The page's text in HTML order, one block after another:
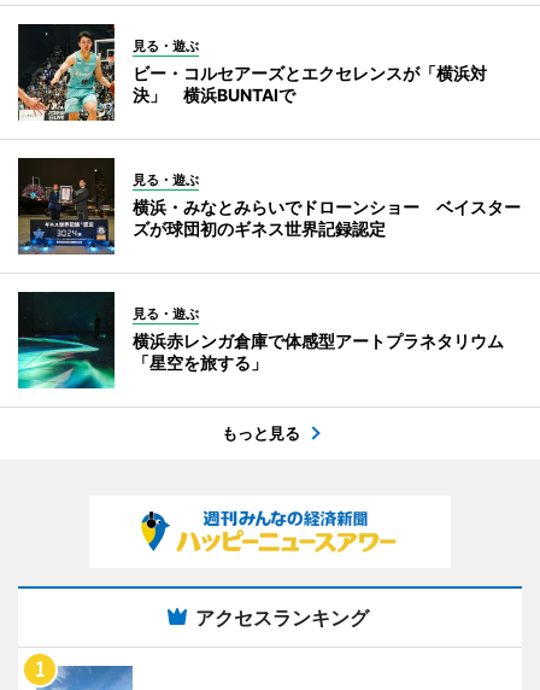
見る・遊ぶ
ビー・コルセアーズとエクセレンスが「横浜対
決」 横浜BUNTAIで
見る・遊ぶ
横浜・みなとみらいでドローンショー ベイスター
ズが球団初のギネス世界記録認定
見る・遊ぶ
横浜赤レンガ倉庫で体感型アートプラネタリウム
「星空を旅する」
もっと見る
アクセスランキング